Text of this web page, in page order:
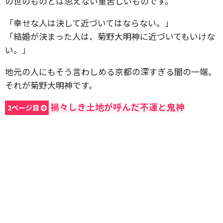
「幸せな人は決して近づいてはならない。」
「結婚が決まった人は、菊野大明神に近づいてもいけな
い。」
地元の人にもそう言わしめる京都の深すぎる闇の一端。
それが菊野大明神です。
2ページ目 禍々しき土地が呼んだ不運と鬼神